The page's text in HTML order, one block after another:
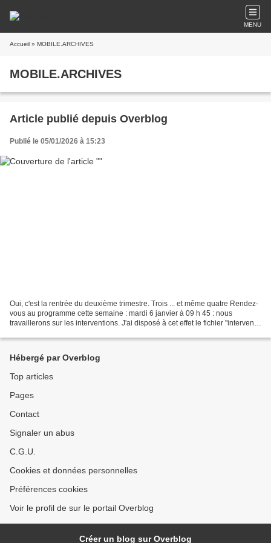
MENU
Accueil » MOBILE.ARCHIVES
MOBILE.ARCHIVES
Article publié depuis Overblog
Publié le 05/01/2026 à 15:23
Oui, c'est la rentrée du deuxième trimestre. Trois ... et même quatre Rendez-
vous au programme cette semaine : mardi 6 janvier à 09 h 45 : nous
travaillerons sur les interventions. J'ai disposé à cet effet le fichier "intervenir
Hébergé par Overblog
Top articles
Pages
Contact
Signaler un abus
C.G.U.
Cookies et données personnelles
Préférences cookies
Voir le profil de sur le portail Overblog
Créer un blog sur Overblog